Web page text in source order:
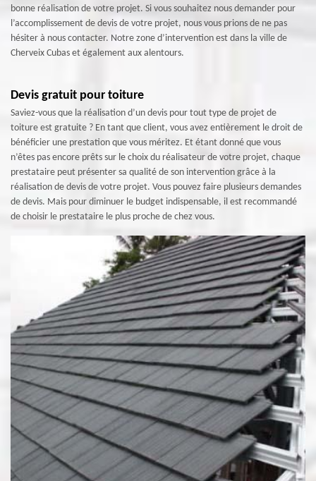
bonne réalisation de votre projet. Si vous souhaitez nous demander pour
l’accomplissement de devis de votre projet, nous vous prions de ne pas
hésiter à nous contacter. Notre zone d’intervention est dans la ville de
Cherveix Cubas et également aux alentours.
Devis gratuit pour toiture
Saviez-vous que la réalisation d’un devis pour tout type de projet de
toiture est gratuite ? En tant que client, vous avez entièrement le droit de
bénéficier une prestation que vous méritez. Et étant donné que vous
n’êtes pas encore prêts sur le choix du réalisateur de votre projet, chaque
prestataire peut présenter sa qualité de son intervention grâce à la
réalisation de devis de votre projet. Vous pouvez faire plusieurs demandes
de devis. Mais pour diminuer le budget indispensable, il est recommandé
de choisir le prestataire le plus proche de chez vous.